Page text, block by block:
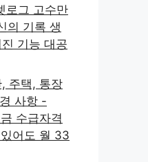
로그 고수만
의 기록 생
기능 대공
주택, 통장
사항 -
수급자격
어도 월 33